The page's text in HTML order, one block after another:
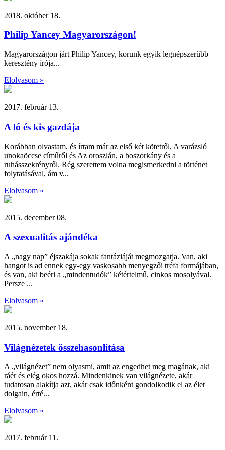
2018. október 18.
Philip Yancey Magyarországon!
Magyarországon járt Philip Yancey, korunk egyik legnépszerűbb
keresztény írója...
Elolvasom »
2017. február 13.
A ló és kis gazdája
Korábban olvastam, és írtam már az első két kötetről, A varázsló
unokaöccse címűről és Az oroszlán, a boszorkány és a
ruhásszekrényről. Rég szerettem volna megismerkedni a történet
folytatásával, ám v...
Elolvasom »
2015. december 08.
A szexualitás ajándéka
A „nagy nap” éjszakája sokak fantáziáját megmozgatja. Van, aki
hangot is ad ennek egy-egy vaskosabb menyegzői tréfa formájában,
és van, aki beéri a „mindentudók” kétértelmű, cinkos mosolyával.
Persze ...
Elolvasom »
2015. november 18.
Világnézetek összehasonlítása
A „világnézet” nem olyasmi, amit az engedhet meg magának, aki
ráér és elég okos hozzá. Mindenkinek van világnézete, akár
tudatosan alakítja azt, akár csak időnként gondolkodik el az élet
dolgain, érté...
Elolvasom »
2017. február 11.